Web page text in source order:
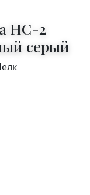
HC-2
серый